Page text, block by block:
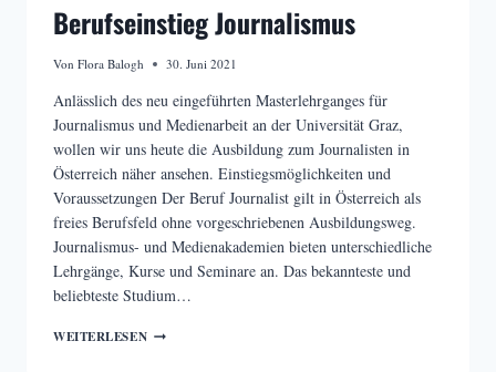
Berufseinstieg Journalismus
Von Flora Balogh 30. Juni 2021
Anlässlich des neu eingeführten Masterlehrganges für
Journalismus und Medienarbeit an der Universität Graz,
wollen wir uns heute die Ausbildung zum Journalisten in
Österreich näher ansehen. Einstiegsmöglichkeiten und
Voraussetzungen Der Beruf Journalist gilt in Österreich als
freies Berufsfeld ohne vorgeschriebenen Ausbildungsweg.
Journalismus- und Medienakademien bieten unterschiedliche
Lehrgänge, Kurse und Seminare an. Das bekannteste und
beliebteste Studium…
WEITERLESENBERUFSEINSTIEG